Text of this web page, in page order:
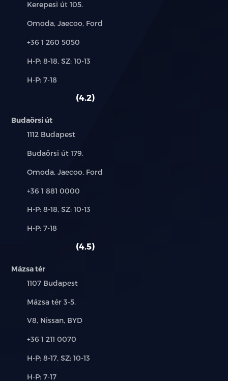
Cím:
Kerepesi út 105.
Márkák:
Omoda, Jaecoo, Ford
Telefon:
+36 1 260 5050
Új-
használt
H-P: 8-18, SZ: 10-13
Alkatrész,
H-P: 7-18
4.2
Budaörsi út
Település:
1112 Budapest
Cím:
Budaörsi út 179.
Márkák:
Omoda, Jaecoo, Ford
Telefon:
+36 1 881 0000
Új-
használt
H-P: 8-18, SZ: 10-13
Alkatrész,
H-P: 7-18
4.5
Mázsa tér
Település:
1107 Budapest
Cím:
Mázsa tér 3-5.
Márkák:
V8, Nissan, BYD
Telefon:
+36 1 211 0070
Új-
használt
H-P: 8-17, SZ: 10-13
Alkatrész,
H-P: 7-17